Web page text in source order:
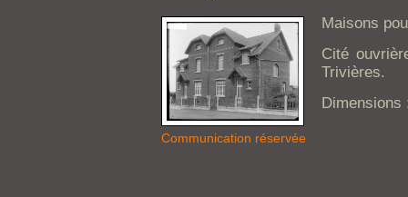
Communication réservée
Maisons
Cité
Trivières.
Dimensions